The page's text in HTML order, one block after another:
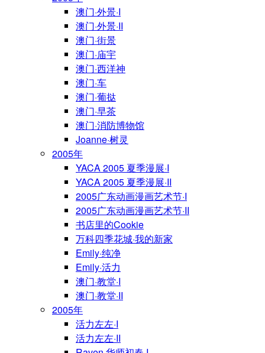
澳门·外景·I
澳门·外景·II
澳门·街景
澳门·庙宇
澳门·西洋神
澳门·车
澳门·葡挞
澳门·早茶
澳门·消防博物馆
Joanne·树灵
2005年
YACA 2005 夏季漫展·I
YACA 2005 夏季漫展·II
2005广东动画漫画艺术节·I
2005广东动画漫画艺术节·II
书店里的Cookie
万科四季花城·我的新家
Emily·纯净
Emily·活力
澳门·教堂·I
澳门·教堂·II
2005年
活力左左·I
活力左左·II